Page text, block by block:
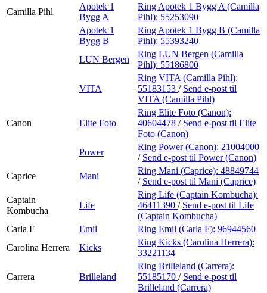
Camilla Pihl
Apotek 1
Bygg A
Ring Apotek 1 Bygg A (Camilla
Pihl): 55253090
Apotek 1
Bygg B
Ring Apotek 1 Bygg B (Camilla
Pihl): 55393240
LUN Bergen
Ring LUN Bergen (Camilla
Pihl): 55186800
VITA
Ring VITA (Camilla Pihl):
55183153 / Send e-post til
VITA (Camilla Pihl)
Canon Elite Foto
Ring Elite Foto (Canon):
40604478 / Send e-post til Elite
Foto (Canon)
Power
Ring Power (Canon): 21004000
/ Send e-post til Power (Canon)
Caprice
Mani
Ring Mani (Caprice): 48849744
/ Send e-post til Mani (Caprice)
Captain
Kombucha
Life
Ring Life (Captain Kombucha):
46411390 / Send e-post til Life
(Captain Kombucha)
Carla F
Emil Ring Emil (Carla F): 96944560
Carolina Herrera
Kicks
Ring Kicks (Carolina Herrera):
33221134
Carrera Brilleland
Ring Brilleland (Carrera):
55185170 / Send e-post til
Brilleland (Carrera)